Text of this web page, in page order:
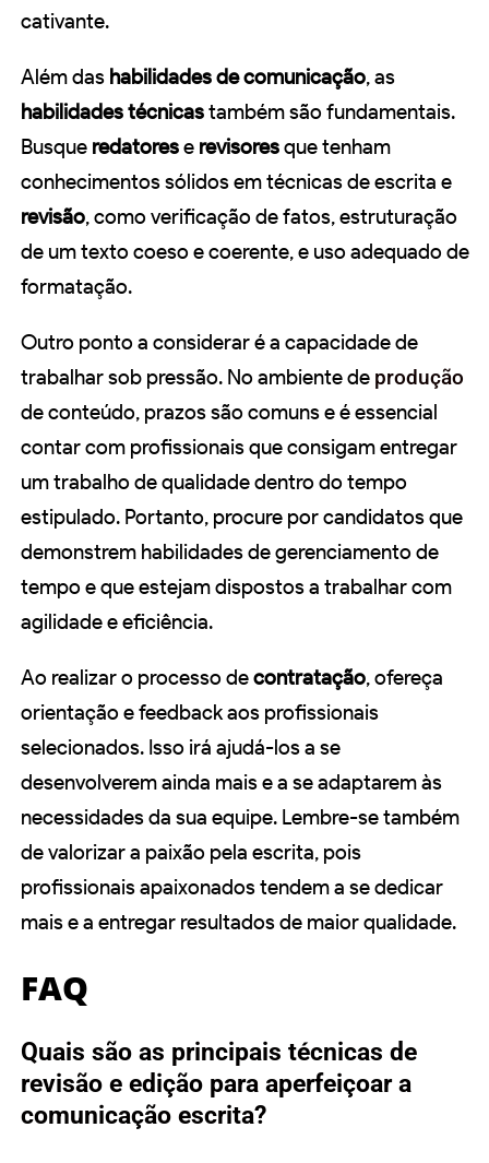
cativante.
Além das habilidades de comunicação, as
habilidades técnicastambém são fundamentais.
Busque redatorese revisoresque tenham
conhecimentos sólidos em técnicas de escrita e
revisão, como verificação de fatos, estruturação
de um texto coeso e coerente, e uso adequado de
formatação.
Outro ponto a considerar é a capacidade de
trabalhar sob pressão. No ambiente de produção
de conteúdo, prazos são comuns e é essencial
contar com profissionais que consigam entregar
um trabalho de qualidade dentro do tempo
estipulado. Portanto, procure por candidatos que
demonstrem habilidades de gerenciamento de
tempo e que estejam dispostos a trabalhar com
agilidade e eficiência.
Ao realizar o processo decontratação, ofereça
orientação e feedback aos profissionais
selecionados. Isso irá ajudá-los a se
desenvolverem ainda mais e a se adaptarem às
necessidades da sua equipe. Lembre-se também
de valorizar a paixão pela escrita, pois
profissionais apaixonados tendem a se dedicar
mais e a entregar resultados de maior qualidade.
FAQ
Quais são as principais técnicas de
revisão e edição para aperfeiçoar a
comunicação escrita?